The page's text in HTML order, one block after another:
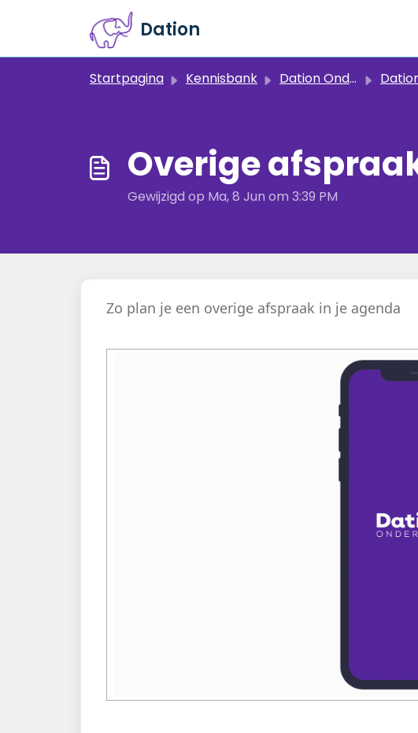
Doorgaan naar hoofdinhoud
Dation
Startpagina Kennisbank Dation Onderweg (instructeurs app) Dation
Overige
Gewijzigd op Ma, 8 Jun om 3:39 PM
Zo plan je een overige afspraak in je agenda